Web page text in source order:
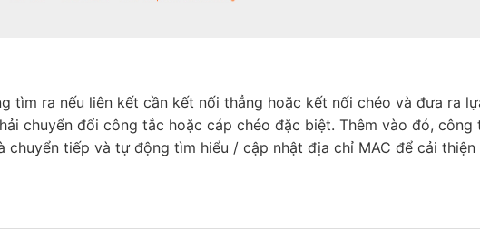
tìm ra nếu liên kết cần kết nối thẳng hoặc kết nối chéo và đưa ra
chuyển đổi công tắc hoặc cáp chéo đặc biệt. Thêm vào đó, công
tiếp và tự động tìm hiểu / cập nhật địa chỉ MAC để cải thiện